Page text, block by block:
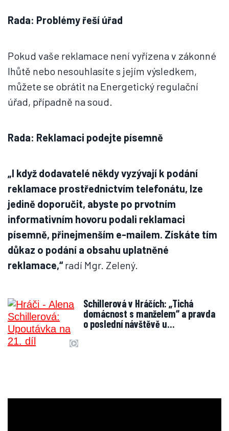
Rada: Problémy řeší úřad
Pokud vaše reklamace není vyřízena v zákonné
lhůtě nebo nesouhlasíte s jejím výsledkem,
můžete se obrátit na Energetický regulační
úřad, případně na soud.
Rada: Reklamaci podejte písemně
„I když dodavatelé někdy vyzývají k podání
reklamace prostřednictvím telefonátu, lze
jedině doporučit, abyste po prvotním
informativním hovoru podali reklamaci
písemně, přinejmenším e-mailem. Získáte tím
důkaz o podání a obsahu uplatněné
reklamace,“radí Mgr. Zelený.
Schillerová v Hráčích: „Tichá
domácnost s manželem“ a pravda
o poslední návštěvě u…